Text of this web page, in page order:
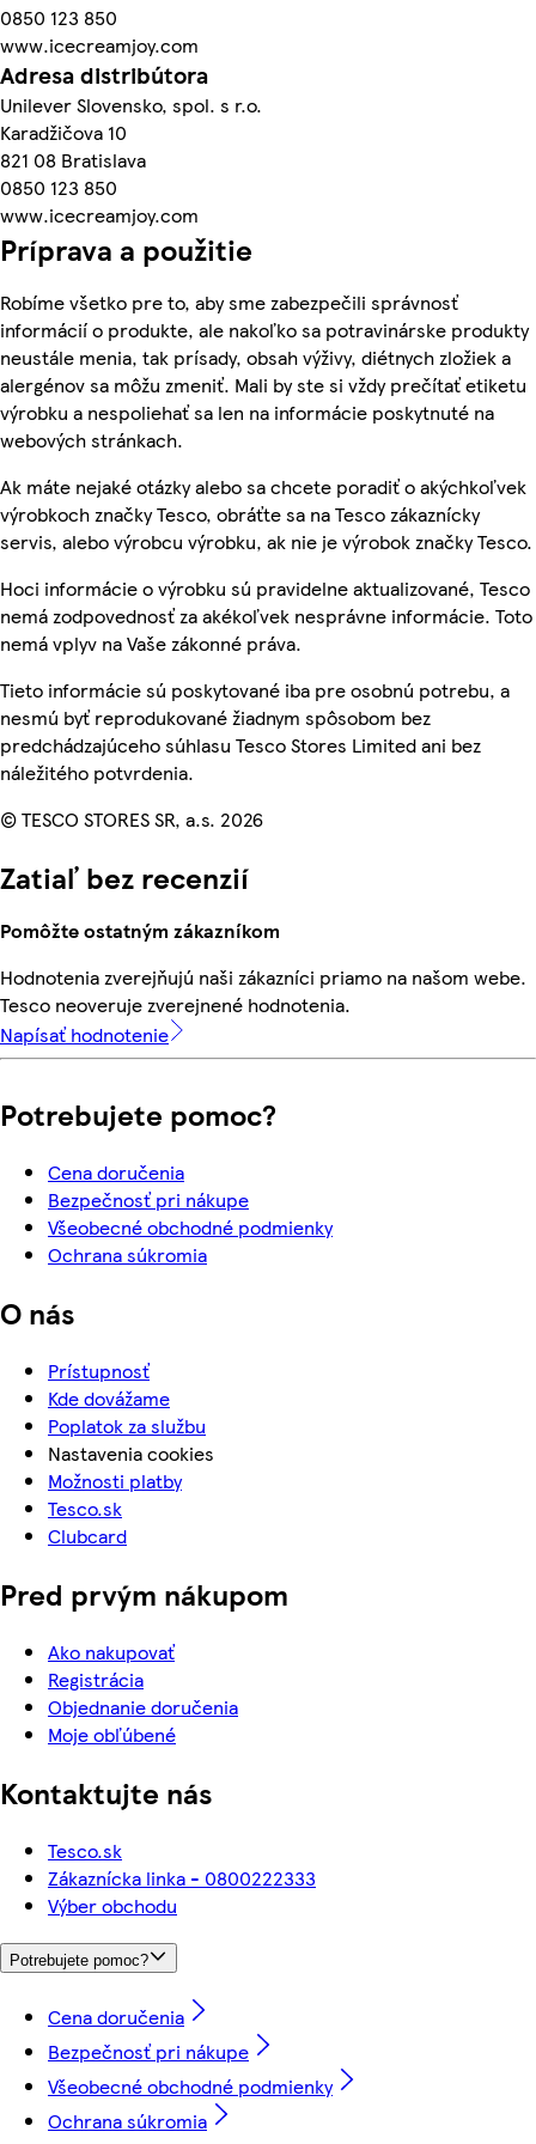
0850 123 850
www.icecreamjoy.com
Adresa distribútora
Unilever Slovensko, spol. s r.o.
Karadžičova 10
821 08 Bratislava
0850 123 850
www.icecreamjoy.com
Príprava a použitie
Robíme všetko pre to, aby sme zabezpečili správnosť
informácií o produkte, ale nakoľko sa potravinárske produkty
neustále menia, tak prísady, obsah výživy, diétnych zložiek a
alergénov sa môžu zmeniť. Mali by ste si vždy prečítať etiketu
výrobku a nespoliehať sa len na informácie poskytnuté na
webových stránkach.
Ak máte nejaké otázky alebo sa chcete poradiť o akýchkoľvek
výrobkoch značky Tesco, obráťte sa na Tesco zákaznícky
servis, alebo výrobcu výrobku, ak nie je výrobok značky Tesco.
Hoci informácie o výrobku sú pravidelne aktualizované, Tesco
nemá zodpovednosť za akékoľvek nesprávne informácie. Toto
nemá vplyv na Vaše zákonné práva.
Tieto informácie sú poskytované iba pre osobnú potrebu, a
nesmú byť reprodukované žiadnym spôsobom bez
predchádzajúceho súhlasu Tesco Stores Limited ani bez
náležitého potvrdenia.
© TESCO STORES SR, a.s. 2026
Zatiaľ bez recenzií
Pomôžte ostatným zákazníkom
Hodnotenia zverejňujú naši zákazníci priamo na našom webe.
Tesco neoveruje zverejnené hodnotenia.
Napísať hodnotenie
Potrebujete pomoc?
Cena doručenia
Bezpečnosť pri nákupe
Všeobecné obchodné podmienky
Ochrana súkromia
O nás
Prístupnosť
Kde dovážame
Poplatok za službu
Nastavenia cookies
Možnosti platby
Tesco.sk
Clubcard
Pred prvým nákupom
Ako nakupovať
Registrácia
Objednanie doručenia
Moje obľúbené
Kontaktujte nás
Tesco.sk
Zákaznícka linka - 0800222333
Výber obchodu
Potrebujete pomoc?
Cena doručenia
Bezpečnosť pri nákupe
Všeobecné obchodné podmienky
Ochrana súkromia